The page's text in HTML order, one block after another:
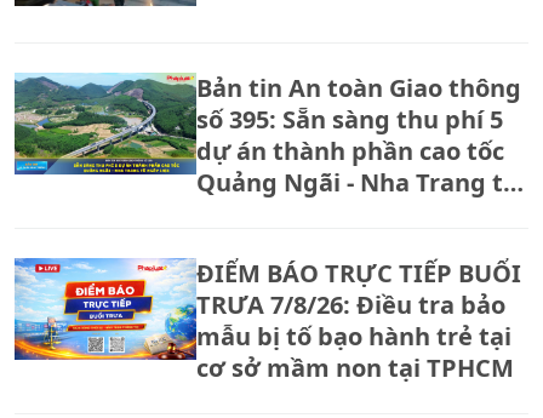
Bản tin An toàn Giao thông
số 395: Sẵn sàng thu phí 5
dự án thành phần cao tốc
Quảng Ngãi - Nha Trang từ
ĐIỂM BÁO TRỰC TIẾP BUỔI
TRƯA 7/8/26: Điều tra bảo
mẫu bị tố bạo hành trẻ tại
cơ sở mầm non tại TPHCM